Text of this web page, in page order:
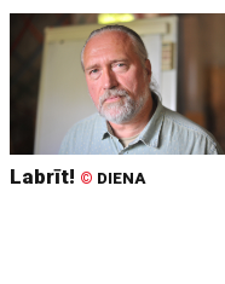
Labrīt! © DIENA